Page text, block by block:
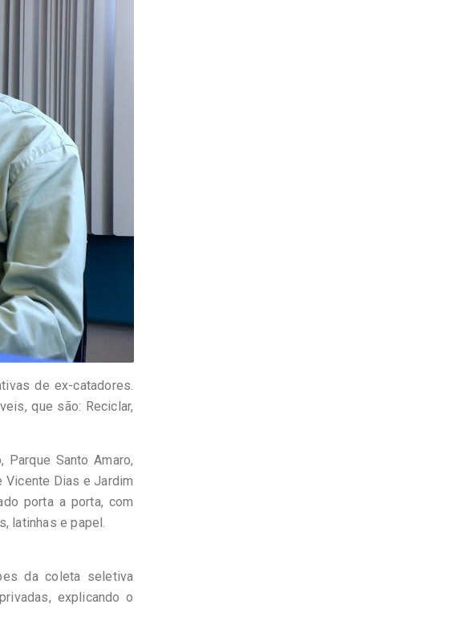
de ex-catadores.
que são: Reciclar,
Santo Amaro,
Vicente Dias e Jardim
porta a porta, com
latinhas e papel.
da coleta seletiva
explicando o